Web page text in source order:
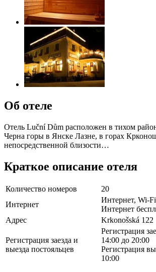
Об отеле
Отель Luční Dům расположен в тихом
Черна горы в Янске Лазне, в горах
непосредственной близости…
Краткое описание отеля
Количество номеров
20
Интернет
Интернет, Wi-
Интернет
Адрес
Krkonošská 122
Регистрация заезда и
выезда постояльцев
Регистрация
14:00 до 20:00
Регистрация
10:00